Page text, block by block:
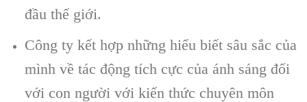
đầu thế giới.
Công ty kết hợp những hiểu biết sâu sắc của
mình về tác động tích cực của ánh sáng đối
với con người với kiến ​​thức chuyên môn